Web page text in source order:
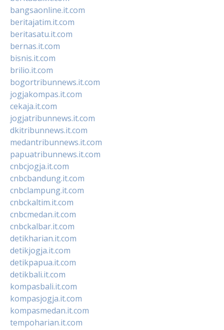
bangsaonline.it.com
beritajatim.it.com
beritasatu.it.com
bernas.it.com
bisnis.it.com
brilio.it.com
bogortribunnews.it.com
jogjakompas.it.com
cekaja.it.com
jogjatribunnews.it.com
dkitribunnews.it.com
medantribunnews.it.com
papuatribunnews.it.com
cnbcjogja.it.com
cnbcbandung.it.com
cnbclampung.it.com
cnbckaltim.it.com
cnbcmedan.it.com
cnbckalbar.it.com
detikharian.it.com
detikjogja.it.com
detikpapua.it.com
detikbali.it.com
kompasbali.it.com
kompasjogja.it.com
kompasmedan.it.com
tempoharian.it.com